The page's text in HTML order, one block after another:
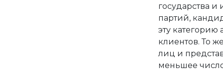
государства и
партий,
эту категорию
клиентов. То
лиц и
меньшее